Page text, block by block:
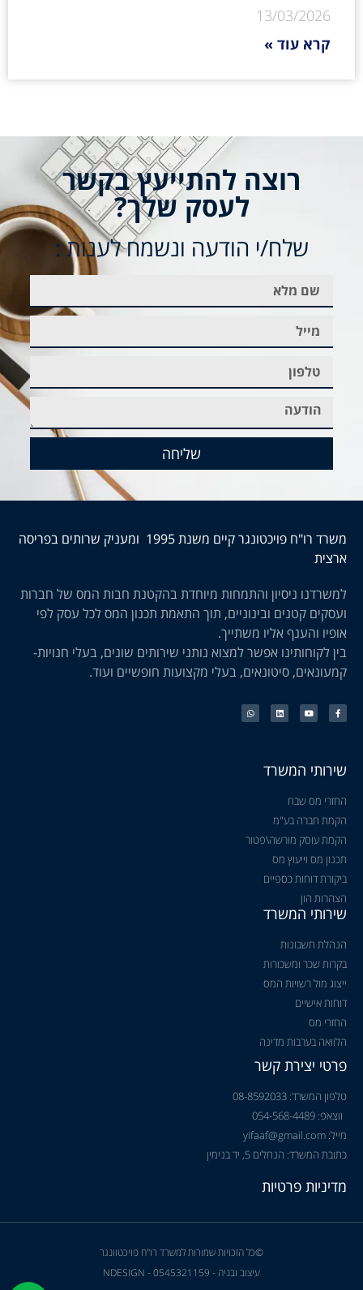
13/03/2026
קרא עוד »
רוצה להתייעץ בקשר
לעסק שלך?
שלח/י הודעה ונשמח לענות :
שליחה
משרד רו"ח פויכטונגר קיים משנת 1995 ומעניק שרותים בפריסה
ארצית
למשרדנו ניסיון והתמחות מיוחדת בהקטנת חבות המס של חברות
ועסקים קטנים ובינוניים, תוך התאמת תכנון המס לכל עסק לפי
אופיו והענף אליו משתייך.
בין לקוחותינו אפשר למצוא נותני שירותים שונים, בעלי חנויות-
קמעונאים, סיטונאים, בעלי מקצועות חופשיים ועוד.
שירותי המשרד
החזרי מס שבח
הקמת חברה בע"מ
הקמת עוסק מורשה\פטור
תכנון מס וייעוץ מס
ביקורת דוחות כספיים
הצהרות הון
שירותי המשרד
הנהלת חשבונות
בקרות שכר ומשכורות
ייצוג מול רשויות המס
דוחות אישיים
החזרי מס
הלוואה בערבות מדינה
פרטי יצירת קשר
טלפון המשרד: 08-8592033
ווצאפ: 054-568-4489
מייל: yifaaf@gmail.com
כתובת המשרד: הנחלים 5, יד בנימין
מדיניות פרטיות
©כל הזכויות שמורות למשרד רו"ח פויכטוונגר
עיצוב ובניה - NDESIGN - 0545321159